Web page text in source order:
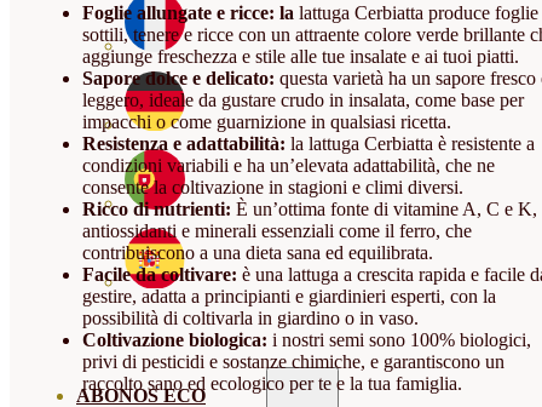
ABONOS ECO
Foglie allungate e ricce: la lattuga Cerbiatta produce foglie
sottili, tenere e ricce con un attraente colore verde brillante
aggiunge freschezza e stile alle tue insalate e ai tuoi piatti.
Sapore dolce e delicato: questa varietà ha un sapore fresco
leggero, ideale da gustare crudo in insalata, come base per
impacchi o come guarnizione in qualsiasi ricetta.
Resistenza e adattabilità: la lattuga Cerbiatta è resistente a
condizioni variabili e ha un’elevata adattabilità, che ne
consente la coltivazione in stagioni e climi diversi.
Ricco di nutrienti: È un’ottima fonte di vitamine A, C e K,
antiossidanti e minerali essenziali come il ferro, che
contribuiscono a una dieta sana ed equilibrata.
Facile da coltivare: è una lattuga a crescita rapida e facile
gestire, adatta a principianti e giardinieri esperti, con la
possibilità di coltivarla in giardino o in vaso.
Coltivazione biologica: i nostri semi sono 100% biologici,
privi di pesticidi e sostanze chimiche, e garantiscono un
raccolto sano ed ecologico per te e la tua famiglia.